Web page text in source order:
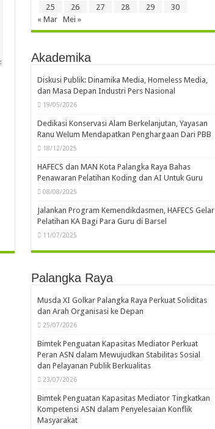
25
26 27 28 29
30
« Mar
Mei »
Akademika
Diskusi Publik: Dinamika Media, Homeless Media,
dan Masa Depan Industri Pers Nasional
19/05/2026
Dedikasi Konservasi Alam Berkelanjutan, Yayasan
Ranu Welum Mendapatkan Penghargaan Dari PBB
18/12/2025
HAFECS dan MAN Kota Palangka Raya Bahas
Penawaran Pelatihan Koding dan AI Untuk Guru
08/08/2025
Jalankan Program Kemendikdasmen, HAFECS Gelar
Pelatihan KA Bagi Para Guru di Barsel
11/07/2025
Palangka Raya
Musda XI Golkar Palangka Raya Perkuat Soliditas
dan Arah Organisasi ke Depan
25/07/2026
Bimtek Penguatan Kapasitas Mediator Perkuat
Peran ASN dalam Mewujudkan Stabilitas Sosial
dan Pelayanan Publik Berkualitas
23/07/2026
Bimtek Penguatan Kapasitas Mediator Tingkatkan
Kompetensi ASN dalam Penyelesaian Konflik
Masyarakat